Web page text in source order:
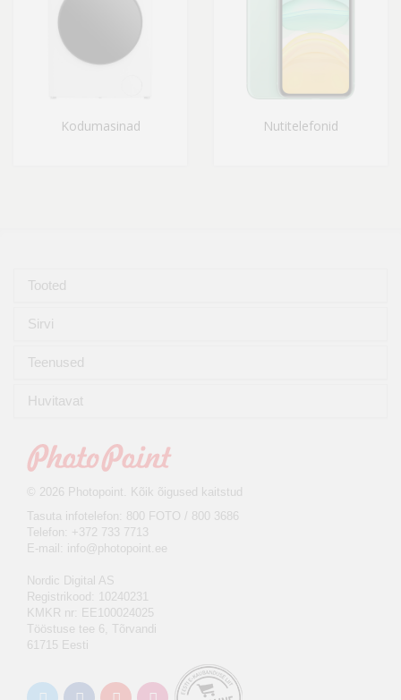
Kodumasinad Nutitelefonid
Tooted
Sirvi
Teenused
Huvitavat
© 2026 Photopoint. Kõik õigused kaitstud
Tasuta infotelefon: 800 FOTO / 800 3686
Telefon: +372 733 7713
E-mail: info@photopoint.ee
Nordic Digital AS
Registrikood: 10240231
KMKR nr: EE100024025
Tööstuse tee 6, Tõrvandi
61715 Eesti